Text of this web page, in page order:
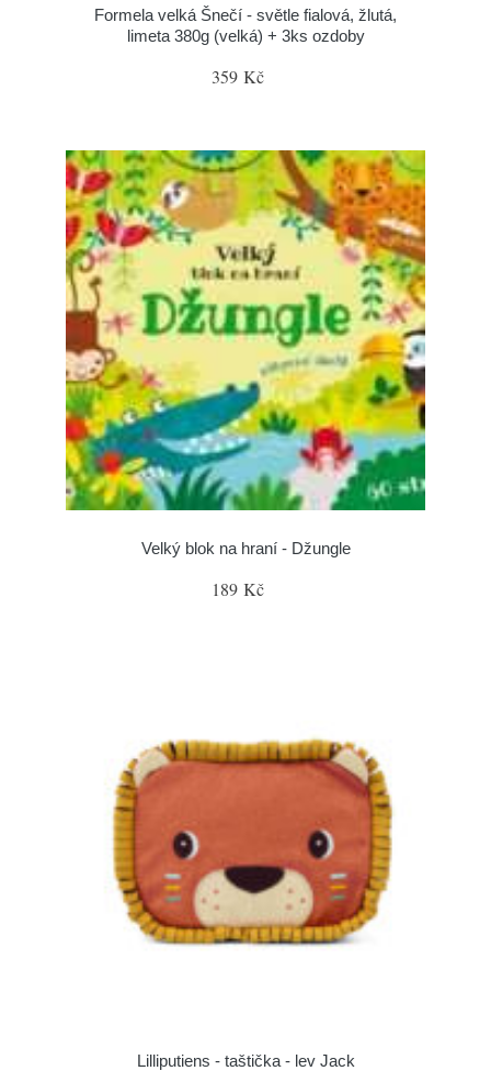
Formela velká Šnečí - světle fialová, žlutá,
limeta 380g (velká) + 3ks ozdoby
359 Kč
Velký blok na hraní - Džungle
189 Kč
Lilliputiens - taštička - lev Jack